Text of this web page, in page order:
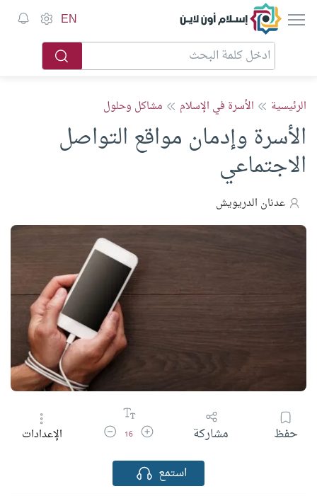
إسلام أون لاين EN
الرئيسية الأسرة في الإسلام مشاكل وحلول
الأسرة وإدمان مواقع التواصل
الاجتماعي
عدنان الدريويش
حفظ مشاركة زيادة حجم الخط
16 تقليل حجم الخطالإعدادات
استمع